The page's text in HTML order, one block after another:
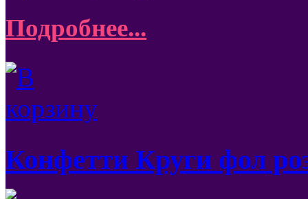
Подробнее...
Конфетти Круги фол